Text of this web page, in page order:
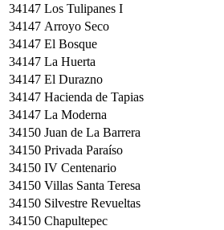
34147 Los Tulipanes I
34147 Arroyo Seco
34147 El Bosque
34147 La Huerta
34147 El Durazno
34147 Hacienda de Tapias
34147 La Moderna
34150 Juan de La Barrera
34150 Privada Paraíso
34150 IV Centenario
34150 Villas Santa Teresa
34150 Silvestre Revueltas
34150 Chapultepec